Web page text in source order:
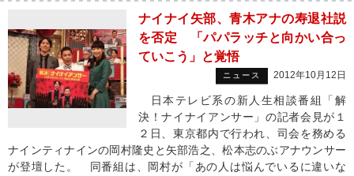
ナイナイ矢部、青木アナの寿退社説
を否定 「パパラッチと向かい合っ
ていこう」と覚悟
ニュース 2012年10月12日
日本テレビ系の新人生相談番組「解
決！ナイナイアンサー」の記者会見が１
２日、東京都内で行われ、司会を務める
ナインティナインの岡村隆史と矢部浩之、松本志のぶアナウンサー
が登壇した。 同番組は、岡村が「あの人は悩んでいるに違いな